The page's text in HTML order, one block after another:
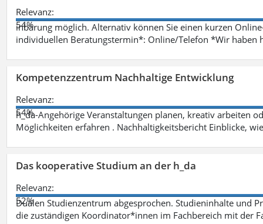
Relevanz:
54%
inbarung möglich. Alternativ können Sie einen kurzen
individuellen Beratungstermin*: Online/Telefon *Wir haben
Kompetenzzentrum Nachhaltige Entwicklung
Relevanz:
54%
h_da-Angehörige Veranstaltungen planen, kreativ arbeiten
Möglichkeiten erfahren . Nachhaltigkeitsbericht Einblicke,
Das kooperative Studium an der h_da
Relevanz:
52%
Dualen Studienzentrum abgesprochen. Studieninhalte und
die zuständigen Koordinator*innen im Fachbereich mit der